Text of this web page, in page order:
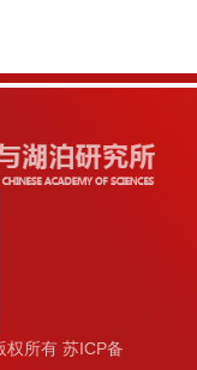
权所有 苏ICP备